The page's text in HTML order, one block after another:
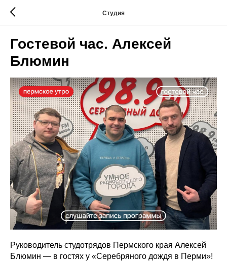
Студия
Гостевой час. Алексей
Блюмин
Руководитель студотрядов Пермского края Алексей
Блюмин — в гостях у «Серебряного дождя в Перми»!